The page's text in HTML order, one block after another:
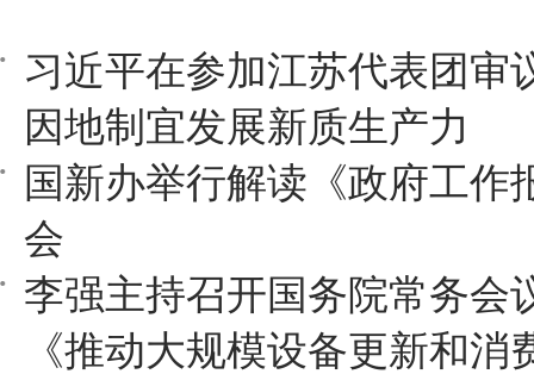
习近平在参加江苏代表团审
因地制宜发展新质生产力
国新办举行解读《政府工作
会
李强主持召开国务院常务会
《推动大规模设备更新和消